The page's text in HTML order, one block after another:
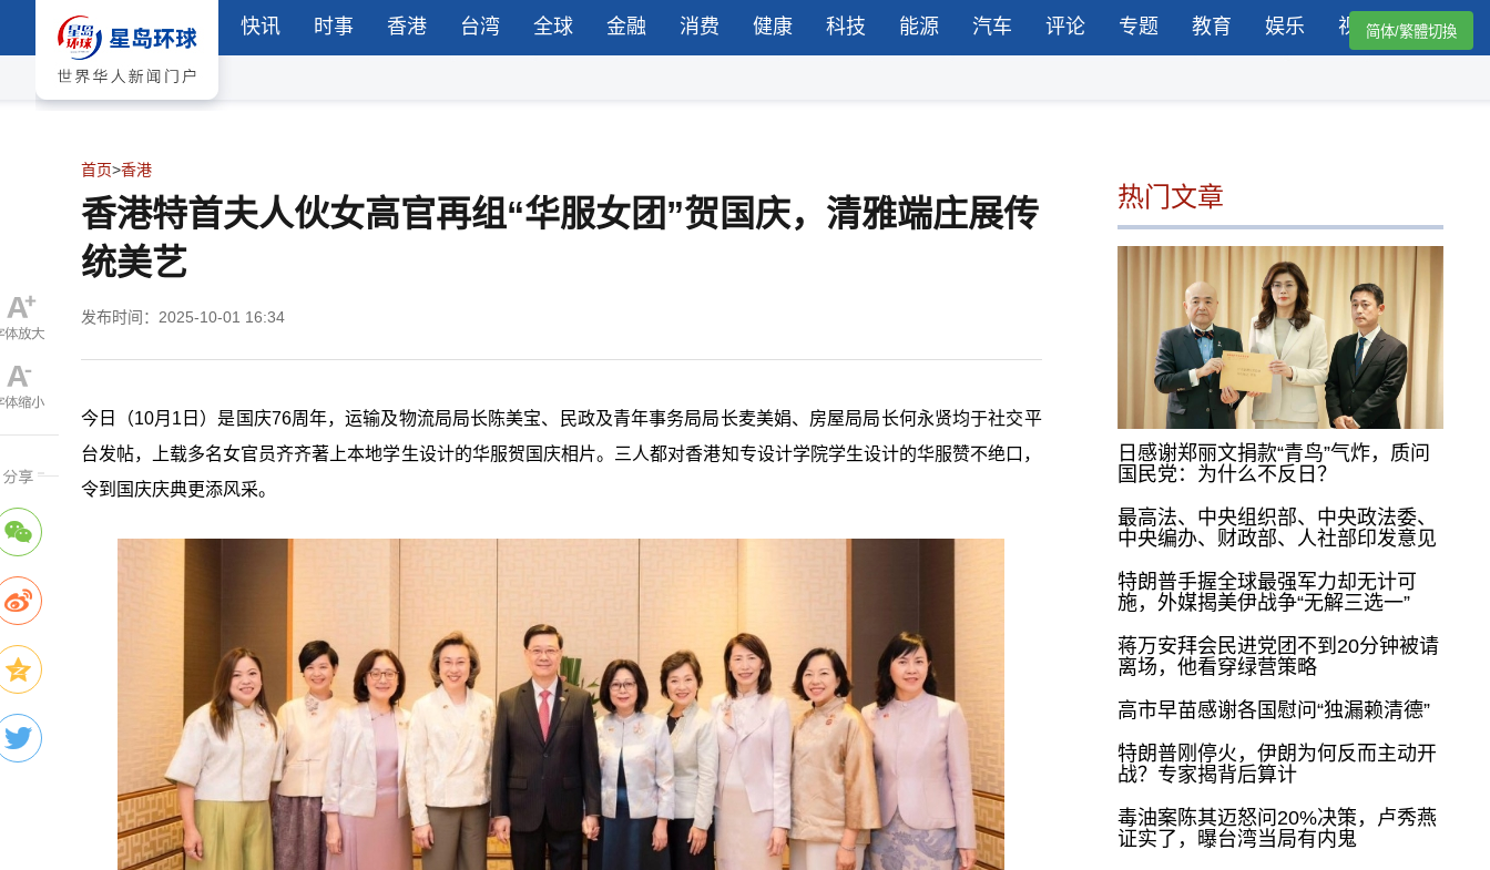
快讯 时事 香港 台湾 全球 金融 消费 健康 科技 能源 汽车 评论 专题 教育 娱乐 视频简体/繁體切換
首页>香港
香港特首夫人伙女高官再组“华服女团”贺国庆，清雅端庄展传
统美艺
发布时间：2025-10-01 16:34
今日（10月1日）是国庆76周年，运输及物流局局长陈美宝、民政及青年事务局局长麦美娟、房屋局局长何永贤均于社交平
台发帖，上载多名女官员齐齐著上本地学生设计的华服贺国庆相片。三人都对香港知专设计学院学生设计的华服赞不绝口，
令到国庆庆典更添风采。
热门文章
日感谢郑丽文捐款“青鸟”气炸，质问
国民党：为什么不反日？
最高法、中央组织部、中央政法委、
中央编办、财政部、人社部印发意见
特朗普手握全球最强军力却无计可
施，外媒揭美伊战争“无解三选一”
蒋万安拜会民进党团不到20分钟被请
离场，他看穿绿营策略
高市早苗感谢各国慰问“独漏赖清德”
特朗普刚停火，伊朗为何反而主动开
战？专家揭背后算计
毒油案陈其迈怒问20%决策，卢秀燕
证实了，曝台湾当局有内鬼